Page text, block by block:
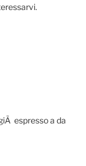
espresso a da